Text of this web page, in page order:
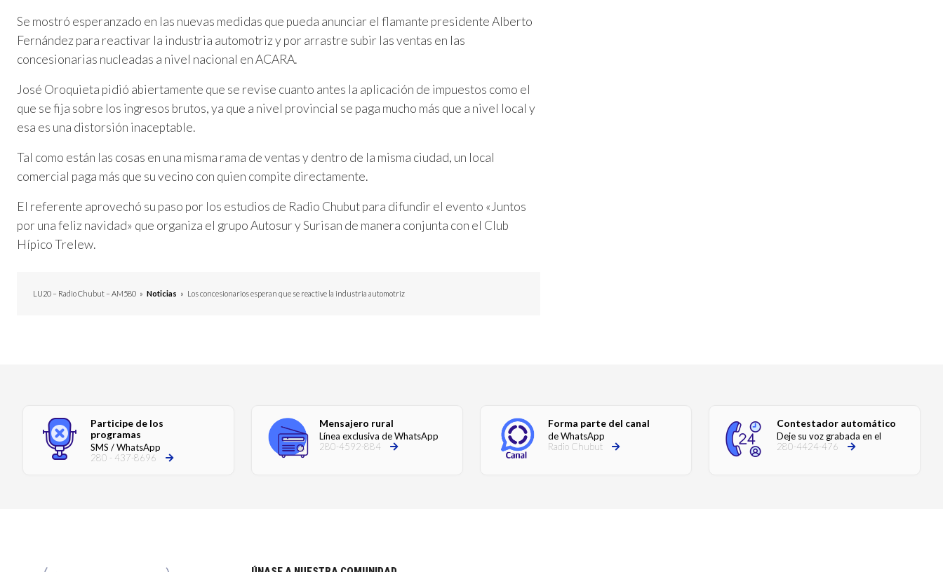
Se mostró esperanzado en las nuevas medidas que pueda anunciar el flamante presidente Alberto
Fernández para reactivar la industria automotriz y por arrastre subir las ventas en las
concesionarias nucleadas a nivel nacional en ACARA.
José Oroquieta pidió abiertamente que se revise cuanto antes la aplicación de impuestos como el
que se fija sobre los ingresos brutos, ya que a nivel provincial se paga mucho más que a nivel local y
esa es una distorsión inaceptable.
Tal como están las cosas en una misma rama de ventas y dentro de la misma ciudad, un local
comercial paga más que su vecino con quien compite directamente.
El referente aprovechó su paso por los estudios de Radio Chubut para difundir el evento «Juntos
por una feliz navidad» que organiza el grupo Autosur y Surisan de manera conjunta con el Club
Hípico Trelew.
LU20 – Radio Chubut – AM580 » Noticias » Los concesionarios esperan que se reactive la industria automotriz
Participe de los
programas
SMS / WhatsApp
280 - 437-8696
Mensajero rural
Línea exclusiva de WhatsApp
280-4592-884
Forma parte del canal
de WhatsApp
Radio Chubut
Contestador automático
Deje su voz grabada en el
280-4424-476